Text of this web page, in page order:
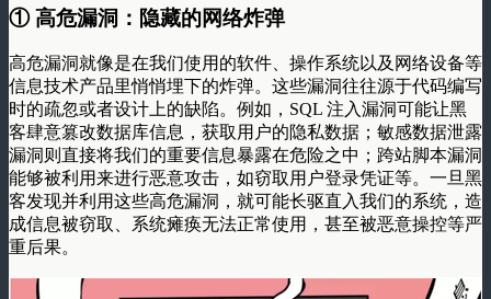
① 高危漏洞：隐藏的网络炸弹
高危漏洞就像是在我们使用的软件、操作系统以及网络设备等
信息技术产品里悄悄埋下的炸弹。这些漏洞往往源于代码编写
时的疏忽或者设计上的缺陷。例如，SQL 注入漏洞可能让黑
客肆意篡改数据库信息，获取用户的隐私数据；敏感数据泄露
漏洞则直接将我们的重要信息暴露在危险之中；跨站脚本漏洞
能够被利用来进行恶意攻击，如窃取用户登录凭证等。一旦黑
客发现并利用这些高危漏洞，就可能长驱直入我们的系统，造
成信息被窃取、系统瘫痪无法正常使用，甚至被恶意操控等严
重后果。